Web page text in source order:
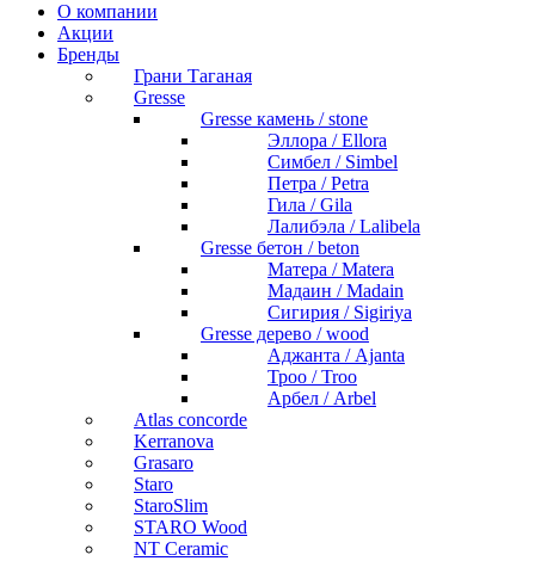
О компании
Акции
Бренды
Грани Таганая
Gresse
Gresse камень / stone
Эллора / Ellora
Симбел / Simbel
Петра / Petra
Гила / Gila
Лалибэла / Lalibela
Gresse бетон / beton
Матера / Matera
Мадаин / Madain
Сигирия / Sigiriya
Gresse дерево / wood
Аджанта / Ajanta
Троо / Troo
Арбел / Arbel
Atlas concorde
Kerranova
Grasaro
Staro
StaroSlim
STARO Wood
NT Ceramic